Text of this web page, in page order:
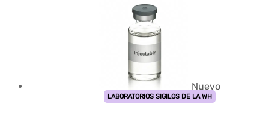
Nuevo
LABORATORIOS SIGILOS DE LA WH